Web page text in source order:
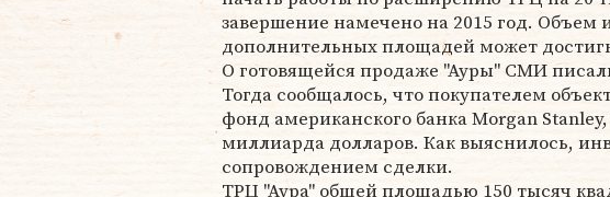
завершение намечено на 2015 год. Объем
дополнительных площадей может
О готовящейся продаже "Ауры" СМИ
Тогда сообщалось, что покупателем
фонд американского банка Morgan
миллиарда долларов. Как выяснилось,
сопровождением сделки.
ТРЦ "Аура" общей площадью 150 тысяч